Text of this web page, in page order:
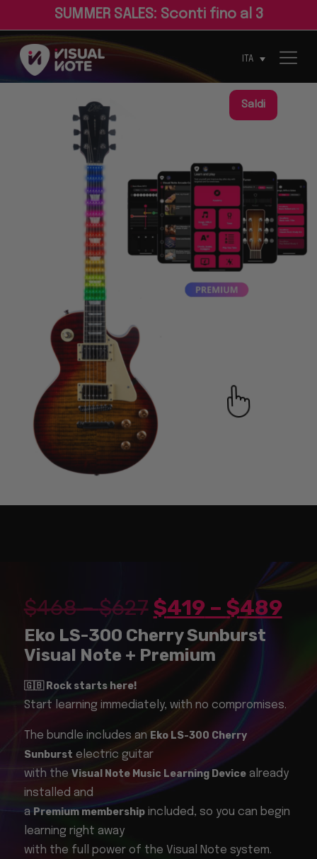
UMME R S ALES: S conti f no a l 3 0%
ITA
Saldi
$468–$627 $419 – $489
Eko LS-300 Cherry Sunburst
Visual Note + Premium
🇬🇧 Rock starts here!
Start learning immediately, with no compromises.
The bundle includes an Eko LS-300 Cherry
Sunburst electric guitar
with the Visual Note Music Learning Devicealready
installed and
aPremium membershipincluded, so you can begin
learning right away
with the full power of the Visual Note system.